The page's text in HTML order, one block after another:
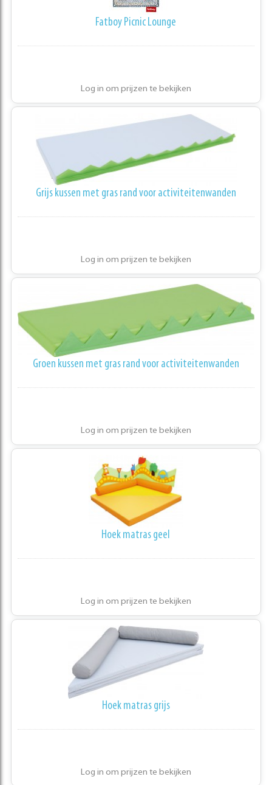
Fatboy Picnic Lounge
Log in om prijzen te bekijken
Grijs kussen met gras rand voor activiteitenwanden
Log in om prijzen te bekijken
Groen kussen met gras rand voor activiteitenwanden
Log in om prijzen te bekijken
Hoek matras geel
Log in om prijzen te bekijken
Hoek matras grijs
Log in om prijzen te bekijken